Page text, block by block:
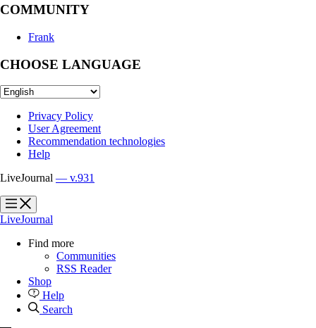
COMMUNITY
Frank
CHOOSE LANGUAGE
Privacy Policy
User Agreement
Recommendation technologies
Help
LiveJournal — v.931
?
?
LiveJournal
Find more
Communities
RSS Reader
Shop
Help
Search